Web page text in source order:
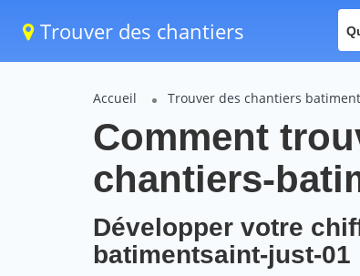
Trouver des chantiers
Accueil Trouver des chantiers batiment
Comment
chantiers-
Développer votre
batimentsaint-just-01